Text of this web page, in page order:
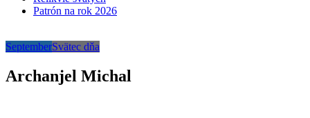
Patrón na rok 2026
SeptemberSvätec dňa
Archanjel Michal